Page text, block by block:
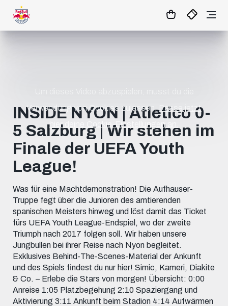
02:53 MATCHCENTER
Verwendung von Cookies zulassen. Passe jetzt
hier deine Cookie-Einstellungen an.
INSIDE NYON | Atletico 0-
5 Salzburg | Wir stehen im
Finale der UEFA Youth
League!
Was für eine Machtdemonstration! Die Aufhauser-
Truppe fegt über die Junioren des amtierenden
spanischen Meisters hinweg und löst damit das Ticket
fürs UEFA Youth League-Endspiel, wo der zweite
Triumph nach 2017 folgen soll. Wir haben unsere
Jungbullen bei ihrer Reise nach Nyon begleitet.
Exklusives Behind-The-Scenes-Material der Ankunft
und des Spiels findest du nur hier! Simic, Kameri, Diakite
& Co. – Erlebe die Stars von morgen! Übersicht: 0:00
Anreise 1:05 Platzbegehung 2:10 Spaziergang und
Aktivierung 3:11 Ankunft beim Stadion 4:14 Aufwärmen